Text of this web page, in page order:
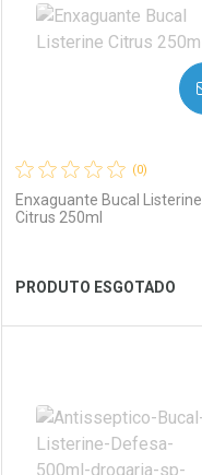
Ver Desconto Convênio
(0)
Enxaguante Bucal Listerine
Citrus 250ml
PRODUTO ESGOTADO
AVISE-ME
Laboratório
Por Menos